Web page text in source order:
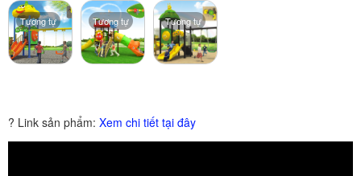
Tương tự Tương tự Tương tự
? Link sản phẩm: Xem chi tiết tại đây